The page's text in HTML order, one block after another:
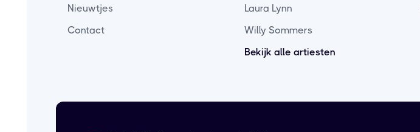
Nieuwtjes
Contact
Laura Lynn
Willy Sommers
Bekijk alle artiesten